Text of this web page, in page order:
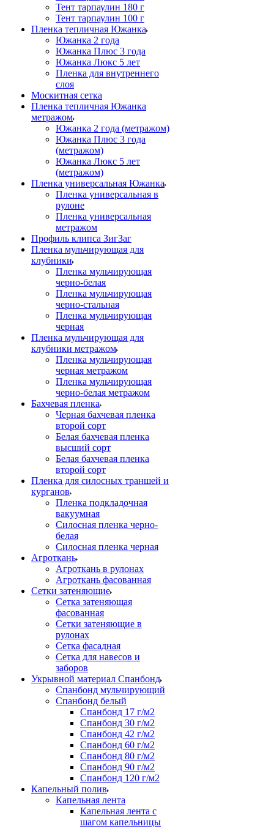
Тент тарпаулин 180 г
Тент тарпаулин 100 г
Пленка тепличная Южанка
Южанка 2 года
Южанка Плюс 3 года
Южанка Люкс 5 лет
Пленка для внутреннего
слоя
Москитная сетка
Пленка тепличная Южанка
метражом
Южанка 2 года (метражом)
Южанка Плюс 3 года
(метражом)
Южанка Люкс 5 лет
(метражом)
Пленка универсальная Южанка
Пленка универсальная в
рулоне
Пленка универсальная
метражом
Профиль клипса ЗигЗаг
Пленка мульчирующая для
клубники
Пленка мульчирующая
черно-белая
Пленка мульчирующая
черно-стальная
Пленка мульчирующая
черная
Пленка мульчирующая для
клубники метражом
Пленка мульчирующая
черная метражом
Пленка мульчирующая
черно-белая метражом
Бахчевая пленка
Черная бахчевая пленка
второй сорт
Белая бахчевая пленка
высший сорт
Белая бахчевая пленка
второй сорт
Пленка для силосных траншей и
курганов
Пленка подкладочная
вакуумная
Силосная пленка черно-
белая
Силосная пленка черная
Агроткань
Агроткань в рулонах
Агроткань фасованная
Сетки затеняющие
Сетка затеняющая
фасованная
Сетки затеняющие в
рулонах
Сетка фасадная
Сетка для навесов и
заборов
Укрывной материал Спанбонд
Спанбонд мульчирующий
Спанбонд белый
Спанбонд 17 г/м2
Спанбонд 30 г/м2
Спанбонд 42 г/м2
Спанбонд 60 г/м2
Спанбонд 80 г/м2
Спанбонд 90 г/м2
Спанбонд 120 г/м2
Капельный полив
Капельная лента
Капельная лента с
шагом капельницы